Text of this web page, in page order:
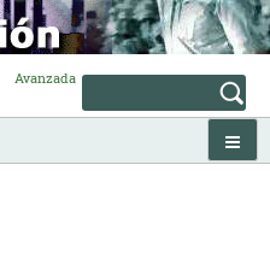
Avanzada